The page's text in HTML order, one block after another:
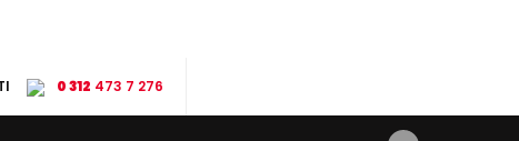
0 312 473 7 276